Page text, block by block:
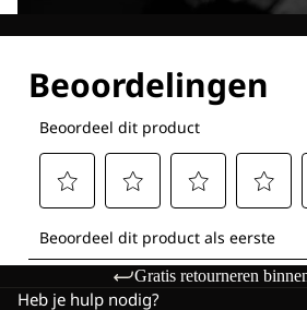
Gratis retourneren
Heb je hulp nodig?